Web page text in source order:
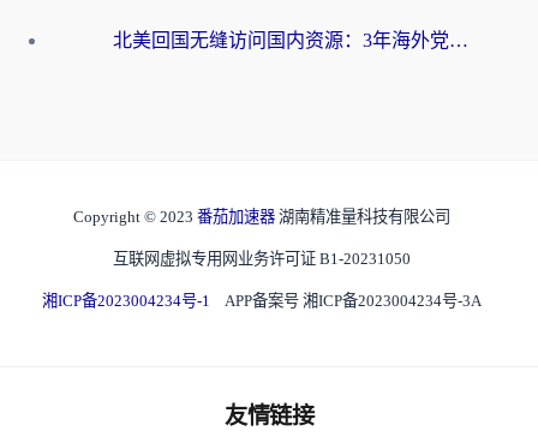
北美回国无缝访问国内资源：3年海外党亲测的加速器选择指南
Copyright © 2023 番茄加速器 湖南精准量科技有限公司
互联网虚拟专用网业务许可证 B1-20231050
湘ICP备2023004234号-1 APP备案号 湘ICP备2023004234号-3A
友情链接